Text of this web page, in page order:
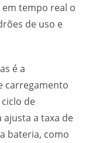
tempo real o
de uso e
é a
carregamento
de
a taxa de
bateria, como